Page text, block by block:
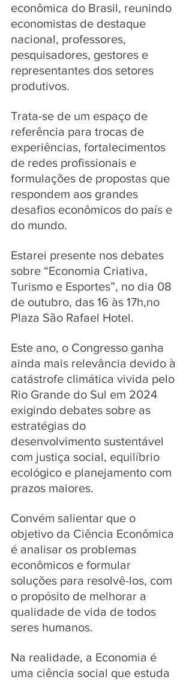
econômica do Brasil, reunindo
economistas de destaque
nacional, professores,
pesquisadores, gestores e
representantes dos setores
produtivos.
Trata-se de um espaço de
referência para trocas de
experiências, fortalecimentos
de redes profissionais e
formulações de propostas que
respondem aos grandes
desafios econômicos do país e
do mundo.
Estarei presente nos debates
sobre “Economia Criativa,
Turismo e Esportes”, no dia 08
de outubro, das 16 às 17h,no
Plaza São Rafael Hotel.
Este ano, o Congresso ganha
ainda mais relevância devido à
catástrofe climática vivida pelo
Rio Grande do Sul em 2024
exigindo debates sobre as
estratégias do
desenvolvimento sustentável
com justiça social, equilíbrio
ecológico e planejamento com
prazos maiores.
Convém salientar que o
objetivo da Ciência Econômica
é analisar os problemas
econômicos e formular
soluções para resolvê-los, com
o propósito de melhorar a
qualidade de vida de todos
seres humanos.
Na realidade, a Economia é
uma ciência social que estuda